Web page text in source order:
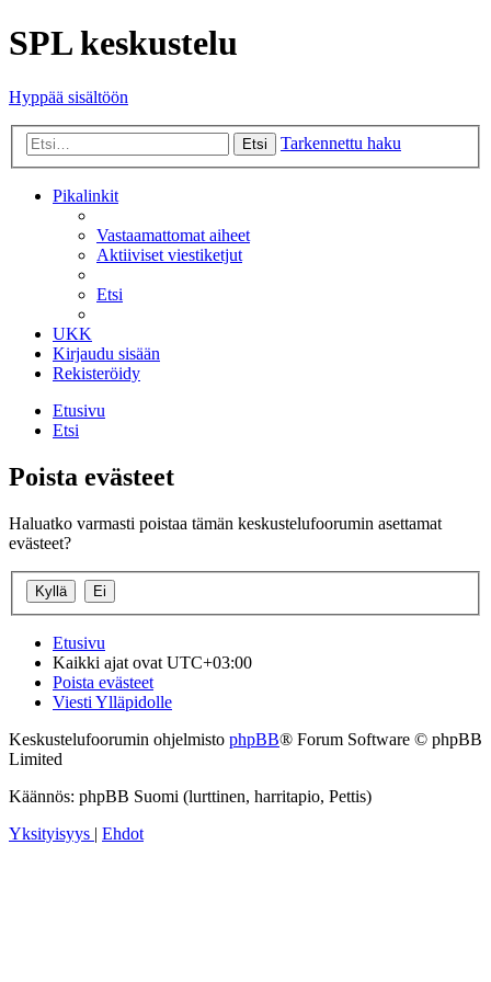
SPL keskustelu
Hyppää sisältöön
Etsi Tarkennettu haku
Pikalinkit
Vastaamattomat aiheet
Aktiiviset viestiketjut
Etsi
UKK
Kirjaudu sisään
Rekisteröidy
Etusivu
Etsi
Poista evästeet
Haluatko varmasti poistaa tämän keskustelufoorumin asettamat
evästeet?
Etusivu
Kaikki ajat ovat UTC+03:00
Poista evästeet
Viesti Ylläpidolle
Keskustelufoorumin ohjelmisto phpBB® Forum Software © phpBB
Limited
Käännös: phpBB Suomi (lurttinen, harritapio, Pettis)
Yksityisyys | Ehdot